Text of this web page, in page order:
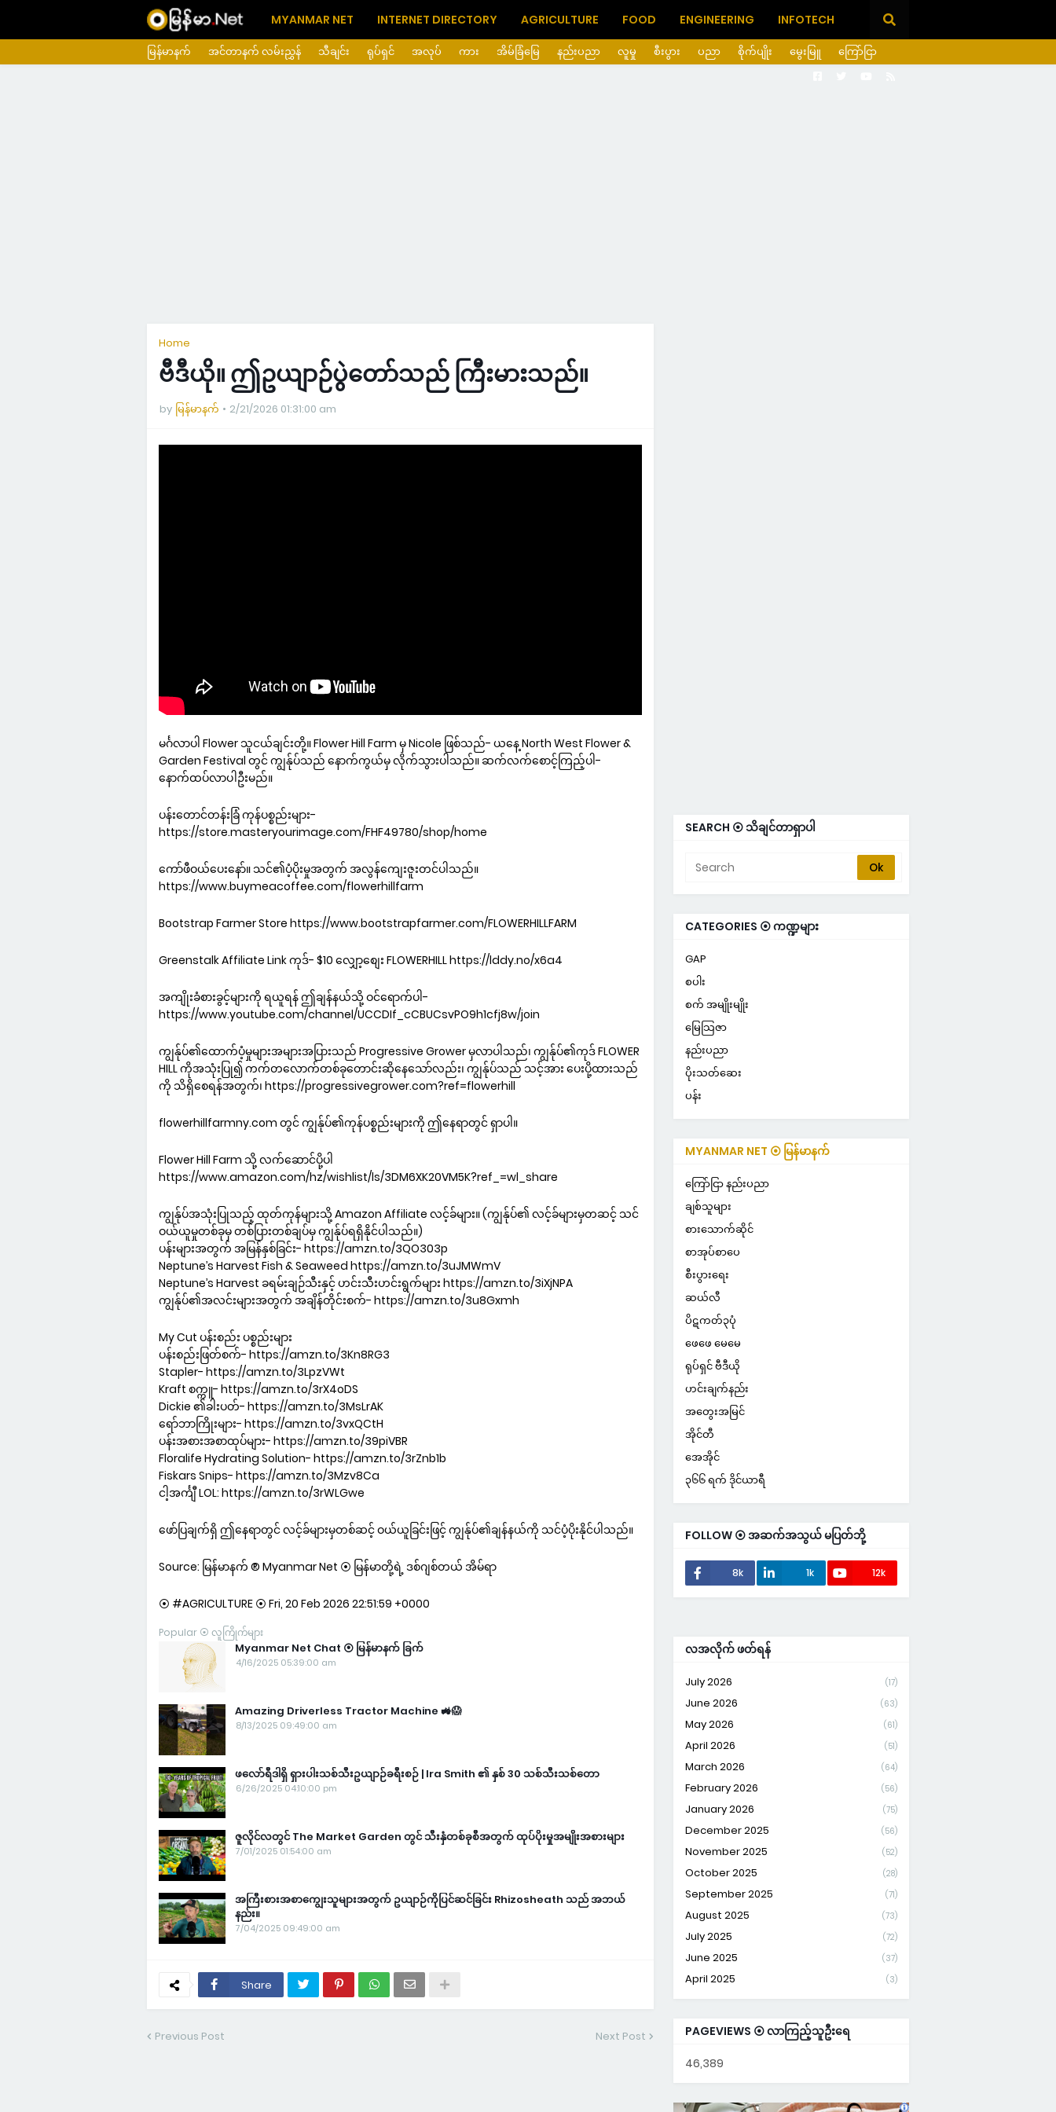
MYANMAR NET INTERNET DIRECTORY AGRICULTURE FOOD ENGINEERING INFOTECH
မြန်မာနက် အင်တာနက် လမ်းညွှန် သီချင်း ရုပ်ရှင် အလုပ် ကား အိမ်ခြံမြေ နည်းပညာ လူမှု စီးပွား ပညာ စိုက်ပျိုး မွေးမြူ ကြော်ငြာ
Home
ဗီဒီယို။ ဤဥယျာဉ်ပွဲတော်သည် ကြီးမားသည်။
by မြန်မာနက် 2/21/2026 01:31:00 am
မင်္ဂလာပါ Flower သူငယ်ချင်းတို့။ Flower Hill Farm မှ Nicole ဖြစ်သည်- ယနေ့ North West Flower &
Garden Festival တွင် ကျွန်ုပ်သည် နောက်ကွယ်မှ လိုက်သွားပါသည်။ ဆက်လက်စောင့်ကြည့်ပါ-
နောက်ထပ်လာပါဦးမည်။
ပန်းတောင်တန်းခြံ ကုန်ပစ္စည်းများ-
https://store.masteryourimage.com/FHF49780/shop/home
ကော်ဖီဝယ်ပေးနော်။ သင်၏ပံ့ပိုးမှုအတွက် အလွန်ကျေးဇူးတင်ပါသည်။
https://www.buymeacoffee.com/flowerhillfarm
Bootstrap Farmer Store https://www.bootstrapfarmer.com/FLOWERHILLFARM
Greenstalk Affiliate Link ကုဒ်- $10 လျှော့စျေး FLOWERHILL https://lddy.no/x6a4
အကျိုးခံစားခွင့်များကို ရယူရန် ဤချန်နယ်သို့ ဝင်ရောက်ပါ-
https://www.youtube.com/channel/UCCDIf_cCBUCsvPO9h1cfj8w/join
ကျွန်ုပ်၏ထောက်ပံ့မှုများအများအပြားသည် Progressive Grower မှလာပါသည်၊ ကျွန်ုပ်၏ကုဒ် FLOWER
HILL ကိုအသုံးပြု၍ ကက်တလောက်တစ်ခုတောင်းဆိုနေသော်လည်း၊ ကျွန်ုပ်သည် သင့်အား ပေးပို့ထားသည်
ကို သိရှိစေရန်အတွက်၊ https://progressivegrower.com?ref=flowerhill
flowerhillfarmny.com တွင် ကျွန်ုပ်၏ကုန်ပစ္စည်းများကို ဤနေရာတွင် ရှာပါ။
Flower Hill Farm သို့ လက်ဆောင်ပို့ပါ
https://www.amazon.com/hz/wishlist/ls/3DM6XK20VM5K?ref_=wl_share
ကျွန်ုပ်အသုံးပြုသည့် ထုတ်ကုန်များသို့ Amazon Affiliate လင့်ခ်များ။ (ကျွန်ုပ်၏ လင့်ခ်များမှတဆင့် သင်
ဝယ်ယူမှုတစ်ခုမှ တစ်ပြားတစ်ချပ်မှ ကျွန်ုပ်ရရှိနိုင်ပါသည်။)
ပန်းများအတွက် အမြန်နှစ်ခြင်း- https://amzn.to/3QO303p
Neptune’s Harvest Fish & Seaweed https://amzn.to/3uJMWmV
Neptune’s Harvest ခရမ်းချဉ်သီးနှင့် ဟင်းသီးဟင်းရွက်များ https://amzn.to/3iXjNPA
ကျွန်ုပ်၏အလင်းများအတွက် အချိန်တိုင်းစက်- https://amzn.to/3u8Gxmh
My Cut ပန်းစည်း ပစ္စည်းများ
ပန်းစည်းဖြတ်စက်- https://amzn.to/3Kn8RG3
Stapler- https://amzn.to/3LpzVWt
Kraft စက္ကူ- https://amzn.to/3rX4oDS
Dickie ၏ခါးပတ်- https://amzn.to/3MsLrAK
ရော်ဘာကြိုးများ- https://amzn.to/3vxQCtH
ပန်းအစားအစာထုပ်များ- https://amzn.to/39piVBR
Floralife Hydrating Solution- https://amzn.to/3rZnb1b
Fiskars Snips- https://amzn.to/3Mzv8Ca
ငါ့အင်္ကျီ LOL: https://amzn.to/3rWLGwe
ဖော်ပြချက်ရှိ ဤနေရာတွင် လင့်ခ်များမှတစ်ဆင့် ဝယ်ယူခြင်းဖြင့် ကျွန်ုပ်၏ချန်နယ်ကို သင်ပံ့ပိုးနိုင်ပါသည်။
Source: မြန်မာနက် ® Myanmar Net ⦿ မြန်မာတို့ရဲ့ ဒစ်ဂျစ်တယ် အိမ်ရာ
⦿ #AGRICULTURE ⦿ Fri, 20 Feb 2026 22:51:59 +0000
Popular ⦿ လူကြိုက်များ
Myanmar Net Chat ⦿ မြန်မာနက် ခြက်
4/16/2025 05:39:00 am
Amazing Driverless Tractor Machine 🚜😱
8/13/2025 09:49:00 am
ဖလော်ရီဒါရှိ ရှားပါးသစ်သီးဥယျာဉ်ခရီးစဉ် | Ira Smith ၏ နှစ် 30 သစ်သီးသစ်တော
6/26/2025 04:10:00 pm
ဇူလိုင်လတွင် The Market Garden တွင် သီးနှံတစ်ခုစီအတွက် ထုပ်ပိုးမှုအမျိုးအစားများ
7/01/2025 01:54:00 am
အကြီးစားအစာကျွေးသူများအတွက် ဥယျာဉ်ကိုပြင်ဆင်ခြင်း Rhizosheath သည် အဘယ်
နည်း။
7/04/2025 09:49:00 am
Share
Previous Post Next Post
SEARCH ⦿ သိချင်တာရှာပါ
CATEGORIES ⦿ ကဏ္ဍများ
GAP
စပါး
စက် အမျိုးမျိုး
မြေသြဇာ
နည်းပညာ
ပိုးသတ်ဆေး
ပန်း
MYANMAR NET ⦿ မြန်မာနက်
POPULAR ⦿ လူကြိုက်များ
ကြော်ငြာ နည်းပညာ
ချစ်သူများ
စားသောက်ဆိုင်
စာအုပ်စာပေ
စီးပွားရေး
ဆယ်လီ
ပိဋကတ်၃ပုံ
ဖေဖေ မေမေ
ရုပ်ရှင် ဗီဒီယို
ဟင်းချက်နည်း
အတွေးအမြင်
အိုင်တီ
အေအိုင်
၃၆၆ ရက် ဒိုင်ယာရီ
FOLLOW ⦿ အဆက်အသွယ် မပြတ်ဘို့
8k 1k 12k
လအလိုက် ဖတ်ရန်
July 2026 (17)
June 2026 (63)
May 2026 (61)
April 2026 (51)
March 2026 (64)
February 2026 (56)
January 2026 (75)
December 2025 (56)
November 2025 (52)
October 2025 (28)
September 2025 (71)
August 2025 (73)
July 2025 (72)
June 2025 (37)
April 2025 (3)
PAGEVIEWS ⦿ လာကြည့်သူဦးရေ
46,389